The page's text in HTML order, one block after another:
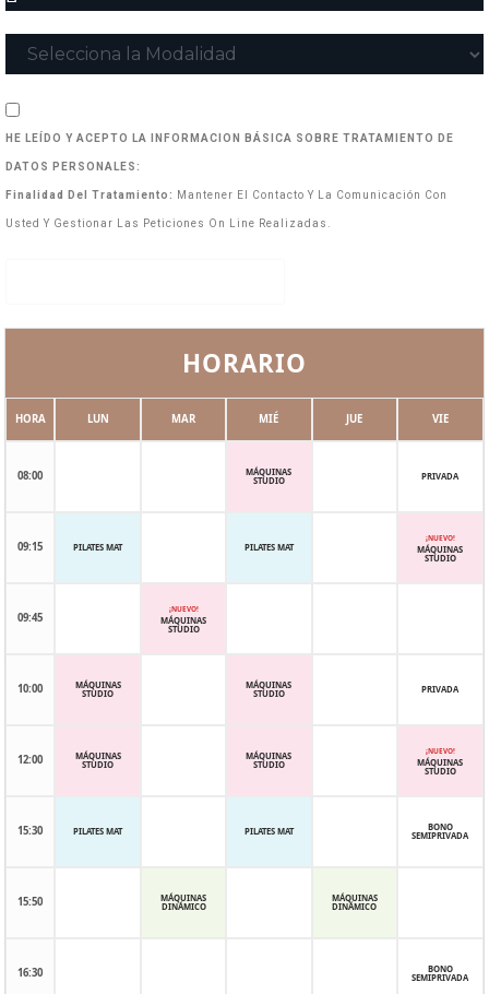
HE LEÍDO Y ACEPTO LA INFORMACION BÁSICA SOBRE TRATAMIENTO DE
DATOS PERSONALES:
Finalidad Del Tratamiento: Mantener El Contacto Y La Comunicación Con
Usted Y Gestionar Las Peticiones On Line Realizadas.
HORARIO
HORA LUN MAR MIÉ JUE VIE
08:00
MÁQUINAS
STUDIO
PRIVADA
09:15 PILATES MAT PILATES MAT
¡NUEVO!
MÁQUINAS
STUDIO
09:45
¡NUEVO!
MÁQUINAS
STUDIO
10:00
MÁQUINAS
STUDIO
MÁQUINAS
STUDIO
PRIVADA
12:00
MÁQUINAS
STUDIO
MÁQUINAS
STUDIO
¡NUEVO!
MÁQUINAS
STUDIO
15:30 PILATES MAT PILATES MAT
BONO
SEMIPRIVADA
15:50
MÁQUINAS
DINÁMICO
MÁQUINAS
DINÁMICO
16:30
BONO
SEMIPRIVADA